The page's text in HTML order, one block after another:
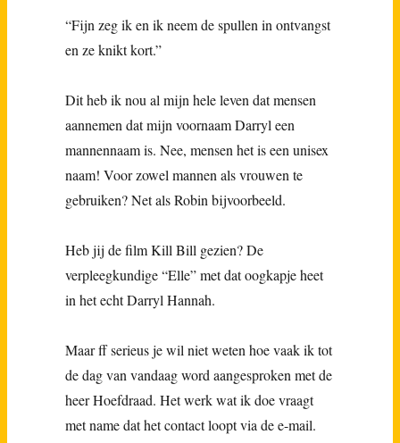
“Fijn zeg ik en ik neem de spullen in ontvangst
en ze knikt kort.”
Dit heb ik nou al mijn hele leven dat mensen
aannemen dat mijn voornaam Darryl een
mannennaam is. Nee, mensen het is een unisex
naam! Voor zowel mannen als vrouwen te
gebruiken? Net als Robin bijvoorbeeld.
Heb jij de film Kill Bill gezien? De
verpleegkundige “Elle” met dat oogkapje heet
in het echt Darryl Hannah.
Maar ff serieus je wil niet weten hoe vaak ik tot
de dag van vandaag word aangesproken met de
heer Hoefdraad. Het werk wat ik doe vraagt
met name dat het contact loopt via de e-mail.